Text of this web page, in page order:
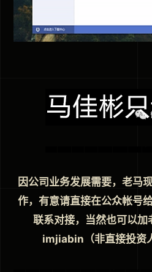
因公司业务发展需要，老马
作，有意请直接在公众帐号
联系对接，当然也可以加
imjiabin（非直接投资